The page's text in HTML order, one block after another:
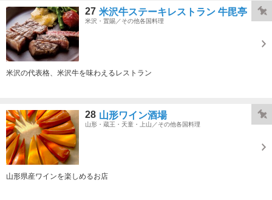
27 米沢牛ステーキレストラン 牛毘亭
米沢・置賜／その他各国料理
米沢の代表格、米沢牛を味わえるレストラン
28 山形ワイン酒場
山形・蔵王・天童・上山／その他各国料理
山形県産ワインを楽しめるお店